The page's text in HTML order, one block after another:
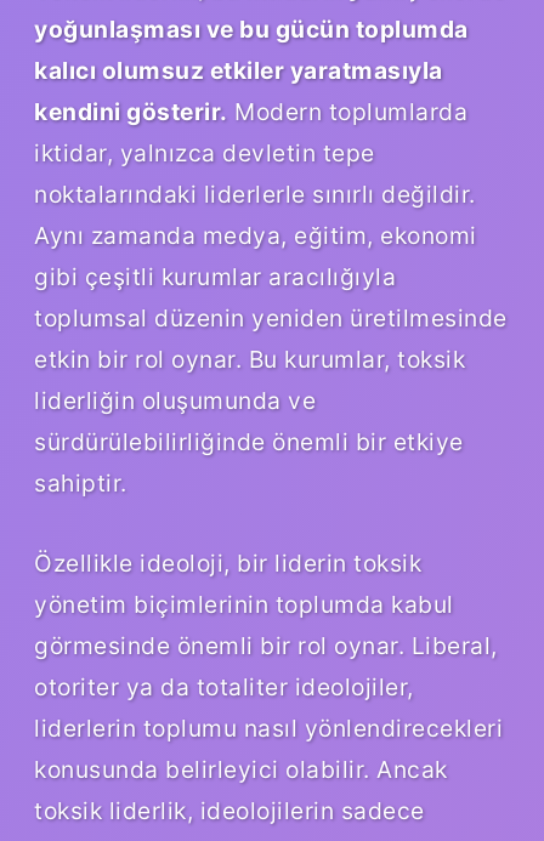
yoğunlaşması ve bu gücün toplumda
kalıcı olumsuz etkiler yaratmasıyla
kendini gösterir. Modern toplumlarda
iktidar, yalnızca devletin tepe
noktalarındaki liderlerle sınırlı değildir.
Aynı zamanda medya, eğitim, ekonomi
gibi çeşitli kurumlar aracılığıyla
toplumsal düzenin yeniden üretilmesinde
etkin bir rol oynar. Bu kurumlar, toksik
liderliğin oluşumunda ve
sürdürülebilirliğinde önemli bir etkiye
sahiptir.
Özellikle ideoloji, bir liderin toksik
yönetim biçimlerinin toplumda kabul
görmesinde önemli bir rol oynar. Liberal,
otoriter ya da totaliter ideolojiler,
liderlerin toplumu nasıl yönlendirecekleri
konusunda belirleyici olabilir. Ancak
toksik liderlik, ideolojilerin sadece